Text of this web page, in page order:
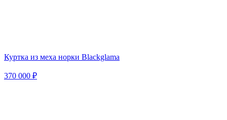
Куртка из меха норки Blackglama
370 000 ₽